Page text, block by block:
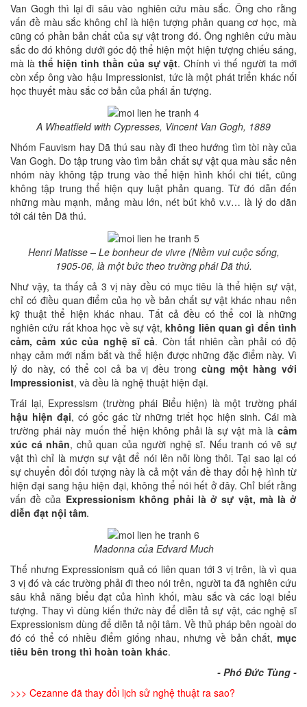
Van Gogh thì lại đi sâu vào nghiên cứu màu sắc. Ông cho rằng
vấn đề màu sắc không chỉ là hiện tượng phản quang cơ học, mà
cũng có phần bản chất của sự vật trong đó. Ông nghiên cứu màu
sắc do đó không dưới góc độ thể hiện một hiện tượng chiếu sáng,
mà là thể hiện tinh thần của sự vật. Chính vì thế người ta mới
còn xếp ông vào hậu Impressionist, tức là một phát triển khác nối
học thuyết màu sắc cơ bản của phái ấn tượng.
A Wheatfield with Cypresses, Vincent Van Gogh, 1889
Nhóm Fauvism hay Dã thú sau này đi theo hướng tìm tòi này của
Van Gogh. Do tập trung vào tìm bản chất sự vật qua màu sắc nên
nhóm này không tập trung vào thể hiện hình khối chi tiết, cũng
không tập trung thể hiện quy luật phản quang. Từ đó dẫn đến
những màu mạnh, mảng màu lớn, nét bút khô v.v… là lý do dãn
tới cái tên Dã thú.
Henri Matisse – Le bonheur de vivre (Niềm vui cuộc sống,
1905-06, là một bức theo trường phái Dã thú.
Như vậy, ta thấy cả 3 vị này đều có mục tiêu là thể hiện sự vật,
chỉ có điều quan điểm của họ về bản chất sự vật khác nhau nên
kỹ thuật thể hiện khác nhau. Tất cả đều có thể coi là những
nghiên cứu rất khoa học về sự vật,không liên quan gì đến tình
cảm, cảm xúc của nghệ sĩ cả. Còn tất nhiên cần phải có độ
nhạy cảm mới nắm bắt và thể hiện được những đặc điểm này. Vì
lý do này, có thể coi cả ba vị đều trongcùng một hàng với
Impressionist, và đều là nghệ thuật hiện đại.
Trái lại, Expressism (trường phái Biểu hiện) là một trường phái
hậu hiện đại, có gốc gác từ những triết học hiện sinh. Cái mà
trường phái này muốn thể hiện không phải là sự vật mà là cảm
xúc cá nhân, chủ quan của người nghệ sĩ. Nếu tranh có vẽ sự
vật thì chỉ là mượn sự vật để nói lên nỗi lòng thôi. Tại sao lại có
sự chuyển đổi đối tượng này là cả một vấn đề thay đổi hệ hình từ
hiện đại sang hậu hiện đại, không thể nói hết ở đây. Chỉ biết rằng
vấn đề của Expressionism không phải là ở sự vật, mà là ở
diễn đạt nội tâm.
Madonna của Edvard Much
Thế nhưng Expressionism quả có liên quan tới 3 vị trên, là vì qua
3 vị đó và các trường phải đi theo nói trên, người ta đã nghiên cứu
sâu khả năng biểu đạt của hình khối, màu sắc và các loại biểu
tượng. Thay vì dùng kiến thức này để diễn tả sự vật, các nghệ sĩ
Expressionism dùng để diễn tả nội tâm. Về thủ pháp bên ngoài do
đó có thể có nhiều điểm giống nhau, nhưng về bản chất, mục
tiêu bên trong thì hoàn toàn khác.
- Phó Đức Tùng -
>>> Cezanne đã thay đổi lịch sử nghệ thuật ra sao?